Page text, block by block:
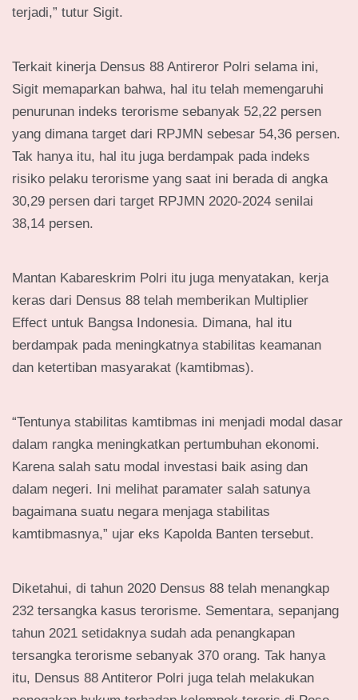
terjadi,” tutur Sigit.
Terkait kinerja Densus 88 Antireror Polri selama ini,
Sigit memaparkan bahwa, hal itu telah memengaruhi
penurunan indeks terorisme sebanyak 52,22 persen
yang dimana target dari RPJMN sebesar 54,36 persen.
Tak hanya itu, hal itu juga berdampak pada indeks
risiko pelaku terorisme yang saat ini berada di angka
30,29 persen dari target RPJMN 2020-2024 senilai
38,14 persen.
Mantan Kabareskrim Polri itu juga menyatakan, kerja
keras dari Densus 88 telah memberikan Multiplier
Effect untuk Bangsa Indonesia. Dimana, hal itu
berdampak pada meningkatnya stabilitas keamanan
dan ketertiban masyarakat (kamtibmas).
“Tentunya stabilitas kamtibmas ini menjadi modal dasar
dalam rangka meningkatkan pertumbuhan ekonomi.
Karena salah satu modal investasi baik asing dan
dalam negeri. Ini melihat paramater salah satunya
bagaimana suatu negara menjaga stabilitas
kamtibmasnya,” ujar eks Kapolda Banten tersebut.
Diketahui, di tahun 2020 Densus 88 telah menangkap
232 tersangka kasus terorisme. Sementara, sepanjang
tahun 2021 setidaknya sudah ada penangkapan
tersangka terorisme sebanyak 370 orang. Tak hanya
itu, Densus 88 Antiteror Polri juga telah melakukan